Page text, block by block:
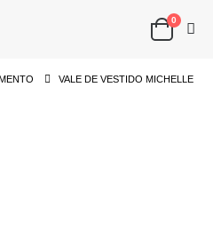
0
VALE DE VESTIDO MICHELLE